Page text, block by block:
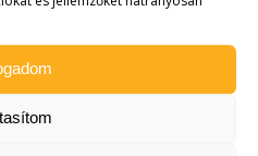
Gravírozott plexi díj
fa talppal